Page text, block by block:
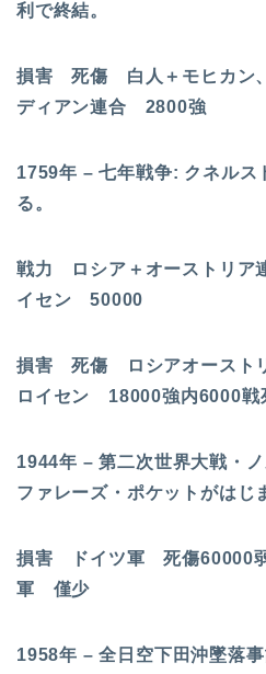
利で終結。
損害 死傷 白人＋モヒカ
ディアン連合 2800強
1759年 – 七年戦争: クネルス
る。
戦力 ロシア＋オーストリ
イセン 50000
損害 死傷 ロシアオース
ロイセン 18000強内6000戦
1944年 – 第二次世界大戦・
ファレーズ・ポケットがはじ
損害 ドイツ軍 死傷60000
軍 僅少
1958年 – 全日空下田沖墜落